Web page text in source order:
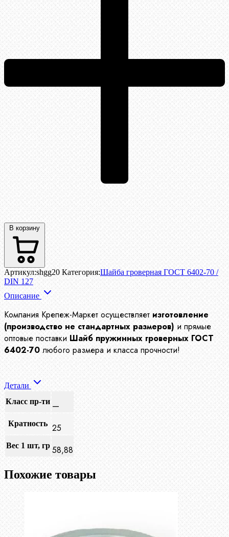
В корзину
Артикул:shgg20 Категория:Шайба гроверная ГОСТ 6402-70 /
DIN 127
Описание
Компания Крепеж-Маркет осуществляет изготовление
(производство не стандартных размеров) и прямые
оптовые поставки Шайб пружинных гроверных ГОСТ
6402-70 любого размера и класса прочности!
Детали
Класс пр-ти —
Кратность 25
Вес 1 шт, гр 58,88
Похожие товары